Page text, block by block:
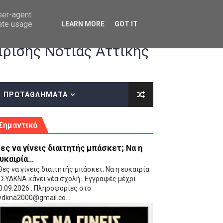
οδηγίες επί του ΚΑΝΟΝΙΣΜΟΥ ΕΓΓΡΑΦΩΝ-ΜΕΤΑΓΡΑΦΩΝ ΤΗΣ
(VIDEO)
Νότιας Αττικής
ΠΡΩΤΑΘΛΗΜΑΤΑ
να γίνεις διαιτητής μπάσκετ; Να η
να γίνεις διαιτητής μπάσκετ; Να η ευκαιρία.
κάνει νέα σχολή . Εγγραφές μέχρι
. Πληροφορίες στο
agent
usage
LEARN MORE GOT IT